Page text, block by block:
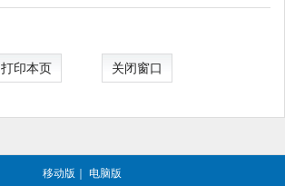
打印本页 关闭窗口
移动版 ｜ 电脑版